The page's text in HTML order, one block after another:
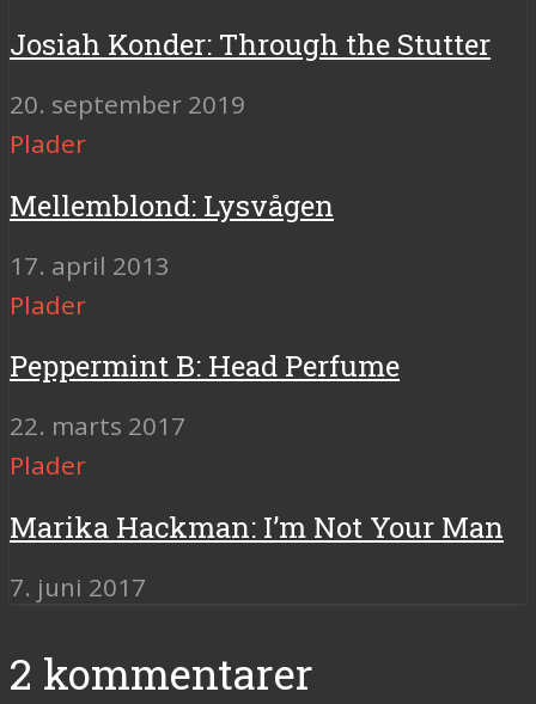
Josiah Konder: Through the Stutter
20. september 2019
Plader
Mellemblond: Lysvågen
17. april 2013
Plader
Peppermint B: Head Perfume
22. marts 2017
Plader
Marika Hackman: I’m Not Your Man
7. juni 2017
2 kommentarer